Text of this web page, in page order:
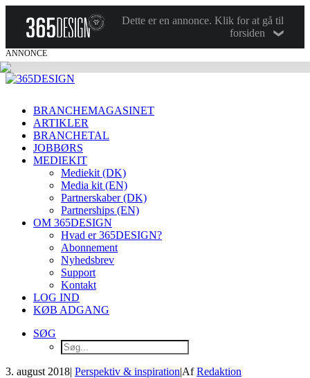
Dette er en annonce. Klik for at gå til
forsiden
ANNONCE
BRANCHEMAGASINET
ARTIKLER
BRANCHETAL
JOBBØRS
MEDIEKIT
Mediekit (DK)
Media kit (EN)
Partnerskaber (DK)
Partnerships (EN)
OM 365DESIGN
Hvad er 365DESIGN?
Abonnement
Nyhedsbrev
Support
Kontakt
LOG IND
KØB ADGANG
SØG
3. august 2018| Perspektiv & inspiration|AfRedaktion